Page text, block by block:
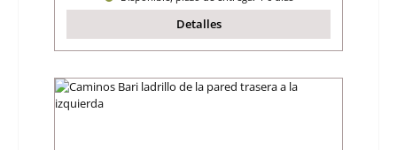
Detalles